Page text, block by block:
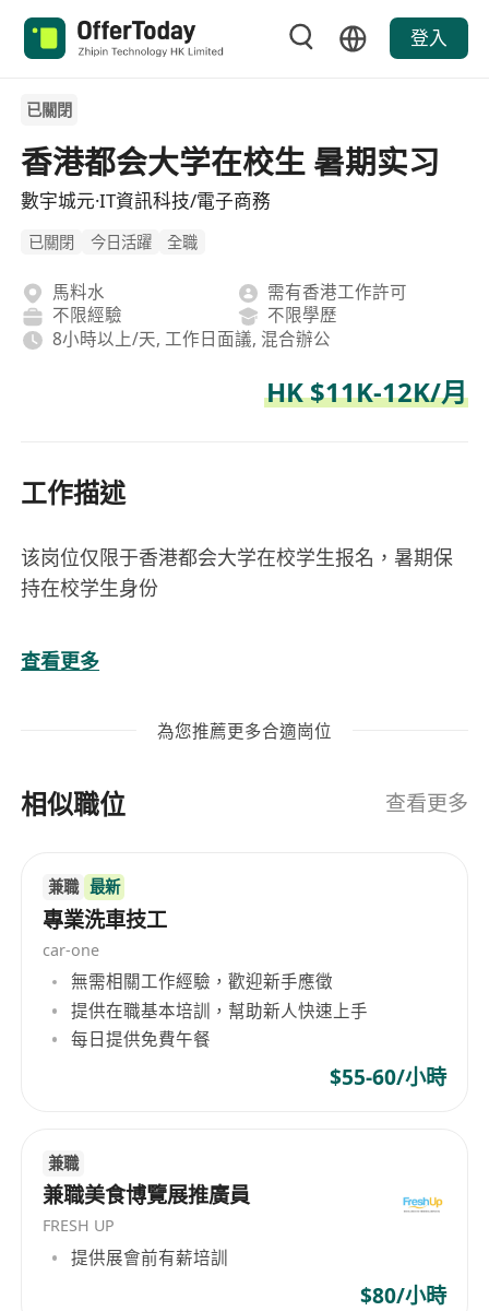
登入
已關閉
香港都会大学在校生 暑期实习
數宇城元·IT資訊科技/電子商務
已關閉 今日活躍 全職
馬料水
需有香港工作許可
不限經驗
不限學歷
8小時以上/天, 工作日面議, 混合辦公
HK $11K-12K/月
工作描述
该岗位仅限于香港都会大学在校学生报名，暑期保
持在校学生身份
位于香港科技园并且由香港科技园投资支持的跨境
电商科技公司招募香港都会大学在校学生进行暑期
营，研发，市场营销，行政管理等，已入选学校的
查看更多
為您推薦更多合適崗位
相似職位 查看更多
兼職 最新
專業洗車技工
car-one
無需相關工作經驗，歡迎新手應徵
提供在職基本培訓，幫助新人快速上手
每日提供免費午餐
$55-60/小時
兼職
兼職美食博覽展推廣員
FRESH UP
提供展會前有薪培訓
$80/小時